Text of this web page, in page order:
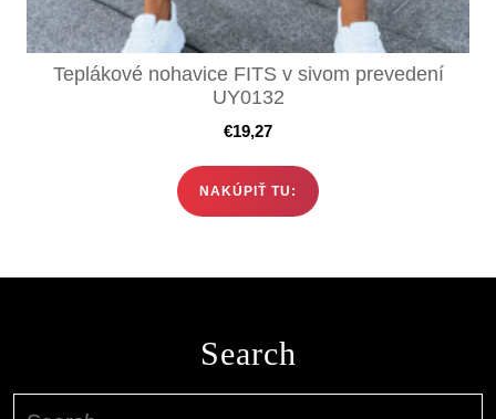
Teplákové nohavice FITS v sivom prevedení
UY0132
€19,27
NAKÚPIŤ TU:
Search